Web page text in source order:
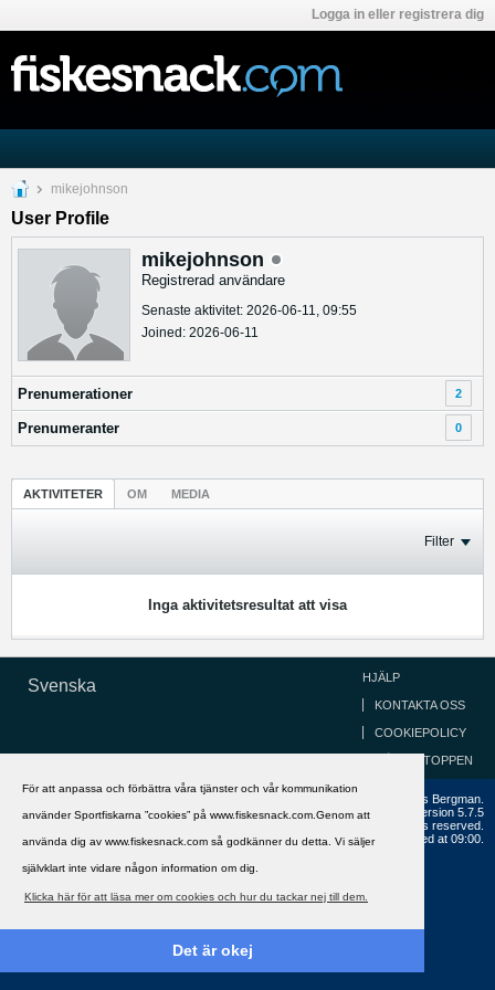
För att anpassa och förbättra våra tjänster och vår kommunikation
använder Sportfiskarna ”cookies” på www.fiskesnack.com.Genom att
använda dig av www.fiskesnack.com så godkänner du detta. Vi säljer
självklart inte vidare någon information om dig.
Klicka här för att läsa mer om cookies och hur du tackar nej till dem.
Det är okej
Logga in eller registrera dig
mikejohnson
User Profile
mikejohnson
Registrerad användare
Senaste aktivitet: 2026-06-11, 09:55
Joined: 2026-06-11
Prenumerationer 2
Prenumeranter 0
AKTIVITETER OM MEDIA
Filter
Inga aktivitetsresultat att visa
Svenska HJÄLP
KONTAKTA OSS
COOKIEPOLICY
GÅ TILL TOPPEN
Copyright ©2002 - 2021, FiskeSnack.com. Grundad 2002 av Anders Bergman.
Powered byvBulletin®
Version 5.7.5
Copyright © 2026 MH Sub I, LLC dba vBulletin. All rights reserved.
All times are GMT+1. This page was generated at 09:00.